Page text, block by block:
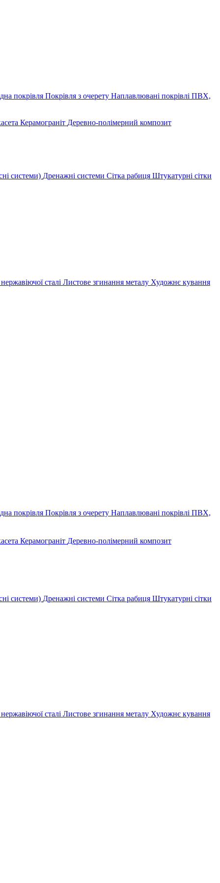
покрівля Покрівля з очерету Наплавлювані покрівлі ПВХ,
Керамограніт Деревно-полімерний композит
системи) Дренажні системи Сітка рабиця Штукатурні сітки
сталі Листове згинання металу Художнє кування
покрівля Покрівля з очерету Наплавлювані покрівлі ПВХ,
Керамограніт Деревно-полімерний композит
системи) Дренажні системи Сітка рабиця Штукатурні сітки
сталі Листове згинання металу Художнє кування